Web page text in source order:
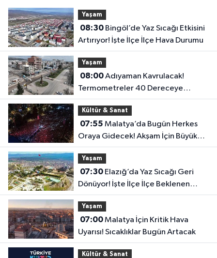
Yaşam
08:30Bingöl’de Yaz Sıcağı Etkisini
Artırıyor! İşte İlçe İlçe Hava Durumu
Yaşam
08:00Adıyaman Kavrulacak!
Termometreler 40 Dereceye
Dayanacak
Kültür & Sanat
07:55
Oraya Gidecek! Akşam İçin Büyük
Sürpriz Hazır
Yaşam
07:30Elazığ’da Yaz Sıcağı Geri
Dönüyor! İşte İlçe İlçe Beklenen
Sıcaklıklar
Yaşam
07:00Malatya İçin Kritik Hava
Uyarısı! Sıcaklıklar Bugün Artacak
Kültür & Sanat